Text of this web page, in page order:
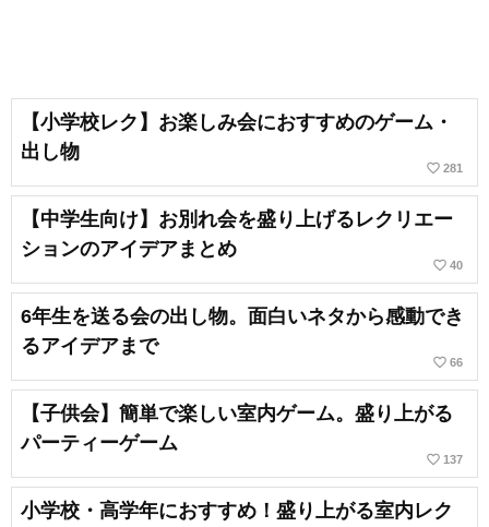
【小学校レク】お楽しみ会におすすめのゲーム・
出し物
favorite_border 281
【中学生向け】お別れ会を盛り上げるレクリエー
ションのアイデアまとめ
favorite_border 40
6年生を送る会の出し物。面白いネタから感動でき
るアイデアまで
favorite_border 66
【子供会】簡単で楽しい室内ゲーム。盛り上がる
パーティーゲーム
favorite_border 137
小学校・高学年におすすめ！盛り上がる室内レク